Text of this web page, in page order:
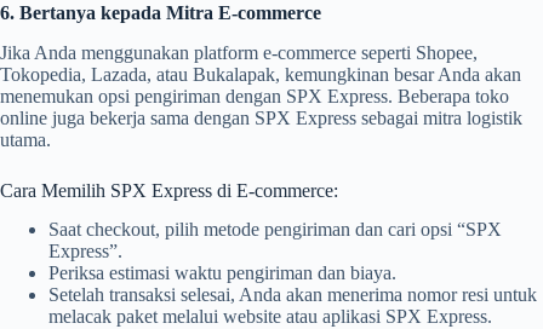
6. Bertanya kepada Mitra E-commerce
Jika Anda menggunakan platform e-commerce seperti Shopee,
Tokopedia, Lazada, atau Bukalapak, kemungkinan besar Anda akan
menemukan opsi pengiriman dengan SPX Express. Beberapa toko
online juga bekerja sama dengan SPX Express sebagai mitra logistik
utama.
Cara Memilih SPX Express di E-commerce:
Saat checkout, pilih metode pengiriman dan cari opsi “SPX
Express”.
Periksa estimasi waktu pengiriman dan biaya.
Setelah transaksi selesai, Anda akan menerima nomor resi untuk
melacak paket melalui website atau aplikasi SPX Express.